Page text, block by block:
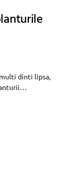
dinti lipsa,